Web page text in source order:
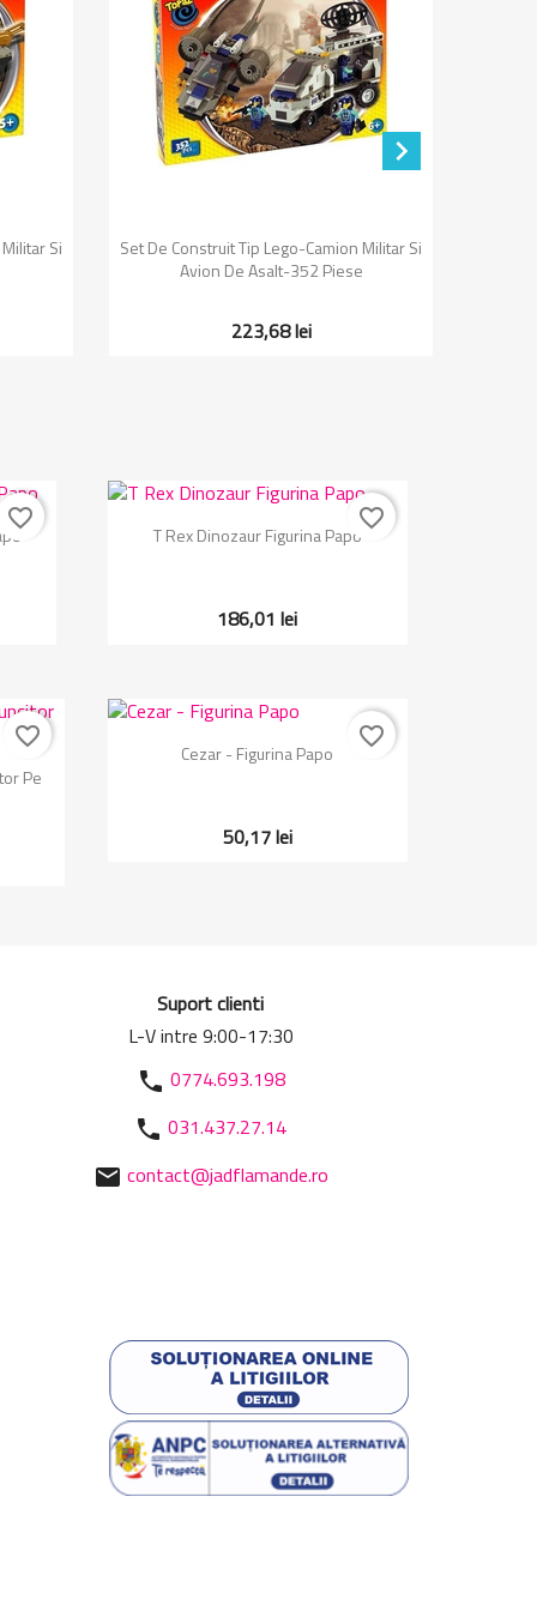
Si
Vizualizare rapida
Set De Construit Tip Lego-Camion Militar Si
Avion De Asalt-352 Piese
223,68 lei

favorite_border Vizualizare rapida
T Rex Dinozaur Figurina Papo
186,01 lei
favorite_border
Pe
favorite_border Vizualizare rapida
Cezar - Figurina Papo
50,17 lei
favorite_border
Suport clienti
L-V intre 9:00-17:30
phone 0774.693.198
phone 031.437.27.14
mail contact@jadflamande.ro